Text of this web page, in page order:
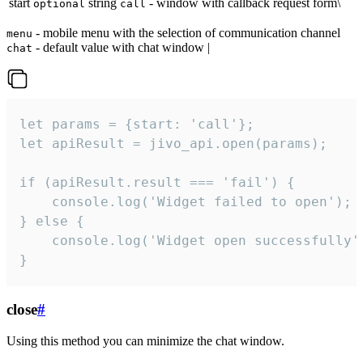
optional call
menu - mobile menu with the selection of communication channel
chat - default value with chat window |
let params = {start: 'call'};
let apiResult = jivo_api.open(params);
if (apiResult.result === 'fail') {
    console.log('Widget failed to open');
} else {
console.log('Widget open
}
close#
Using this method you can minimize the chat window.